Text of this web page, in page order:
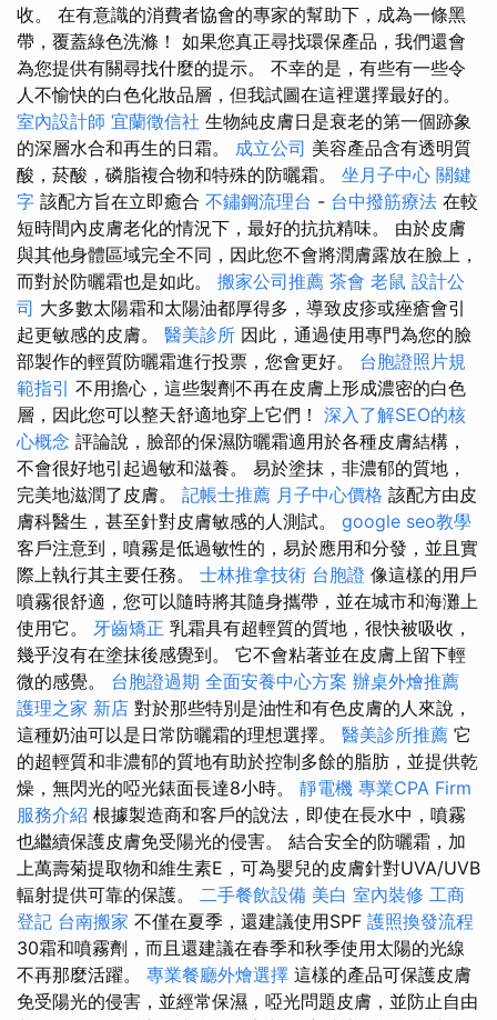
收。 在有意識的消費者協會的專家的幫助下，成為一條黑
帶，覆蓋綠色洗滌！ 如果您真正尋找環保產品，我們還會
為您提供有關尋找什麼的提示。 不幸的是，有些有一些令
人不愉快的白色化妝品層，但我試圖在這裡選擇最好的。
室內設計師 宜蘭徵信社 生物純皮膚日是衰老的第一個跡象
的深層水合和再生的日霜。 成立公司 美容產品含有透明質
酸，菸酸，磷脂複合物和特殊的防曬霜。 坐月子中心 關鍵
字 該配方旨在立即癒合 不鏽鋼流理台 - 台中撥筋療法 在較
短時間內皮膚老化的情況下，最好的抗抗精味。 由於皮膚
與其他身體區域完全不同，因此您不會將潤膚露放在臉上，
而對於防曬霜也是如此。 搬家公司推薦 茶會 老鼠 設計公
司 大多數太陽霜和太陽油都厚得多，導致皮疹或痤瘡會引
起更敏感的皮膚。 醫美診所 因此，通過使用專門為您的臉
部製作的輕質防曬霜進行投票，您會更好。 台胞證照片規
範指引 不用擔心，這些製劑不再在皮膚上形成濃密的白色
層，因此您可以整天舒適地穿上它們！ 深入了解SEO的核
心概念 評論說，臉部的保濕防曬霜適用於各種皮膚結構，
不會很好地引起過敏和滋養。 易於塗抹，非濃郁的質地，
完美地滋潤了皮膚。 記帳士推薦 月子中心價格 該配方由皮
膚科醫生，甚至針對皮膚敏感的人測試。 google seo教學
客戶注意到，噴霧是低過敏性的，易於應用和分發，並且實
際上執行其主要任務。 士林推拿技術 台胞證 像這樣的用戶
噴霧很舒適，您可以隨時將其隨身攜帶，並在城市和海灘上
使用它。 牙齒矯正 乳霜具有超輕質的質地，很快被吸收，
幾乎沒有在塗抹後感覺到。 它不會粘著並在皮膚上留下輕
微的感覺。 台胞證過期 全面安養中心方案 辦桌外燴推薦
護理之家 新店 對於那些特別是油性和有色皮膚的人來說，
這種奶油可以是日常防曬霜的理想選擇。 醫美診所推薦 它
的超輕質和非濃郁的質地有助於控制多餘的脂肪，並提供乾
燥，無閃光的啞光錶面長達8小時。 靜電機 專業CPA Firm
服務介紹 根據製造商和客戶的說法，即使在長水中，噴霧
也繼續保護皮膚免受陽光的侵害。 結合安全的防曬霜，加
上萬壽菊提取物和維生素E，可為嬰兒的皮膚針對UVA/UVB
輻射提供可靠的保護。 二手餐飲設備 美白 室內裝修 工商
登記 台南搬家 不僅在夏季，還建議使用SPF 護照換發流程
30霜和噴霧劑，而且還建議在春季和秋季使用太陽的光線
不再那麼活躍。 專業餐廳外燴選擇 這樣的產品可保護皮膚
免受陽光的侵害，並經常保濕，啞光問題皮膚，並防止自由